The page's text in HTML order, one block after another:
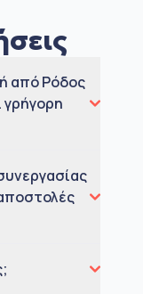
από Ρόδος
γρήγορη